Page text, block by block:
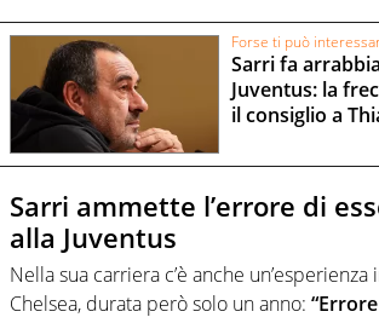
Forse ti può
Sarri fa
Juventus: la
il consiglio a
Sarri ammette l’errore di
alla Juventus
Nella sua carriera c’è anche un’esperienza
Chelsea, durata però solo un anno: